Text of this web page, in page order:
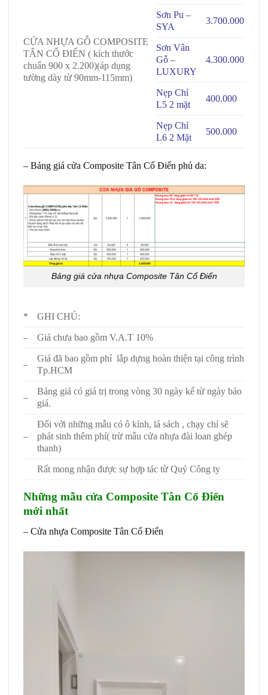
CỬA NHỰA GỖ COMPOSITE
TÂN CỔ ĐIỂN ( kích thước
chuẩn 900 x 2.200)(áp dụng
tường dày từ 90mm-115mm)
Sơn Pu –
SYA
3.700.000
Sơn Vân
Gỗ –
LUXURY
4.300.000
Nẹp Chỉ
L5 2 mặt
400.000
Nẹp Chỉ
L6 2 Mặt
500.000
– Bảng giá cửa Composite Tân Cổ Điển phủ da:
Bảng giá cửa nhựa Composite Tân Cổ Điển
* GHI CHÚ:
– Giá chưa bao gồm V.A.T 10%
–
Giá đã bao gồm phí lắp dựng hoàn thiện tại công trình
Tp.HCM
–
Bảng giá có giá trị trong vòng 30 ngày kể từ ngày báo
giá.
–
Đối với những mẫu có ô kính, lá sách , chạy chỉ sẽ
phát sinh thêm phí( trừ mẫu cửa nhựa đài loan ghép
thanh)
Rất mong nhận được sự hợp tác từ Quý Công ty
Những mẫu cửa Composite Tân Cổ Điển
mới nhất
– Cửa nhựa Composite Tân Cổ Điển